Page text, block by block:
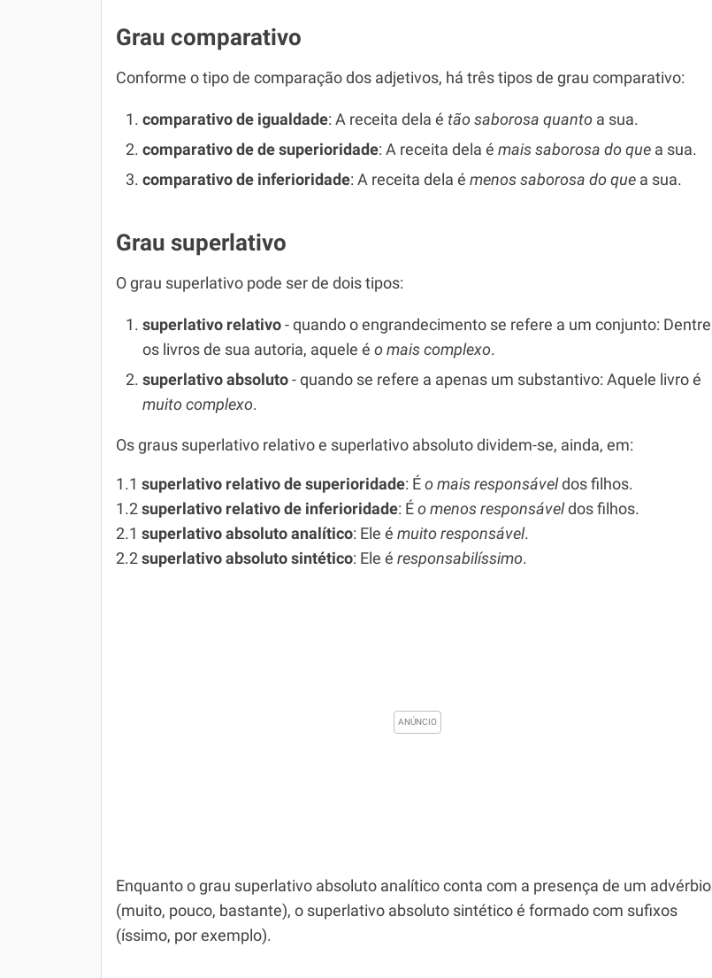
Grau comparativo
Conforme o tipo de comparação dos adjetivos, há três tipos de grau comparativo:
comparativo de igualdade: A receita dela é tão saborosa quanto a sua.
comparativo de de superioridade: A receita dela é mais saborosa do que a sua.
comparativo de inferioridade: A receita dela é menos saborosa do que a sua.
Grau superlativo
O grau superlativo pode ser de dois tipos:
superlativo relativo - quando o engrandecimento se refere a um conjunto: Dentre
os livros de sua autoria, aquele é o mais complexo.
superlativo absoluto - quando se refere a apenas um substantivo: Aquele livro é
muito complexo.
Os graus superlativo relativo e superlativo absoluto dividem-se, ainda, em:
1.1 superlativo relativo de superioridade: É o mais responsáveldos filhos.
1.2 superlativo relativo de inferioridade: É o menos responsáveldos filhos.
2.1 superlativo absoluto analítico: Ele é muito responsável.
2.2 superlativo absoluto sintético: Ele é responsabilíssimo.
Enquanto o grau superlativo absoluto analítico conta com a presença de um advérbio
(muito, pouco, bastante), o superlativo absoluto sintético é formado com sufixos
(íssimo, por exemplo).